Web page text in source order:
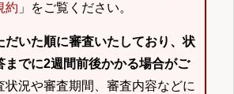
約 」をご覧ください。
いた順に審査いたしており、状
までに2週間前後かかる場合がご
状況や審査期間、審査内容などに